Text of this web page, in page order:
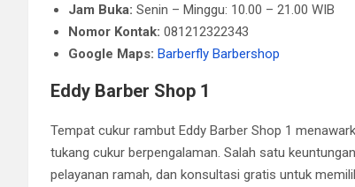
Jam Buka: Senin – Minggu: 10.00 – 21.00 WIB
Nomor Kontak: 081212322343
Google Maps: Barberfly Barbershop
Eddy Barber Shop 1
Tempat cukur rambut Eddy Barber Shop 1
tukang cukur berpengalaman. Salah satu
pelayanan ramah, dan konsultasi gratis untuk